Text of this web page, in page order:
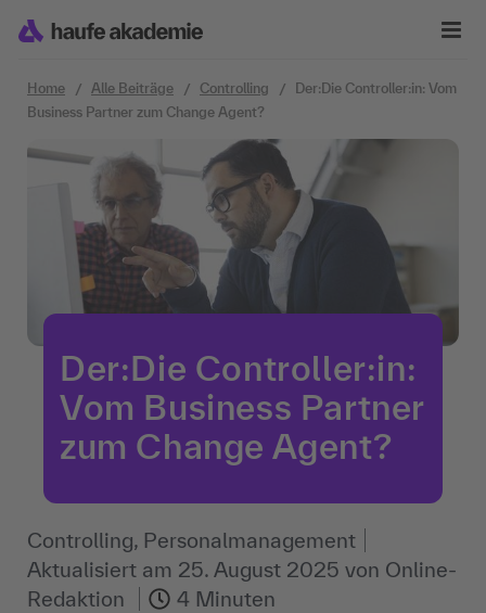
Home Alle Beiträge Controlling
Der:Die Controller:in: Vom
Business Partner zum Change Agent?
Der:Die Controller:in:
Vom Business Partner
zum Change Agent?
Controlling, Personalmanagement
Aktualisiert am 25. August 2025 von Online-
Redaktion
4 Minuten